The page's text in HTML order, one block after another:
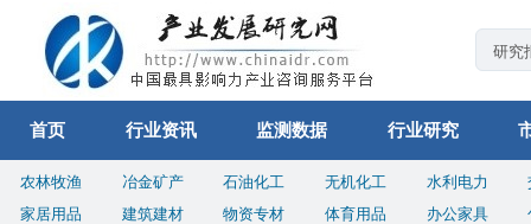
首页 行业资讯 监测数据 行业研究
农林牧渔 冶金矿产 石油化工 无机化工 水利电力
家居用品
建筑建材 物资专材 体育用品 办公家具